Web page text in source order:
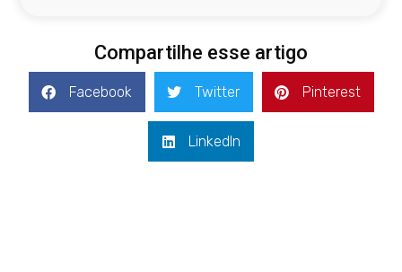
Compartilhe esse artigo
Facebook Twitter Pinterest
LinkedIn